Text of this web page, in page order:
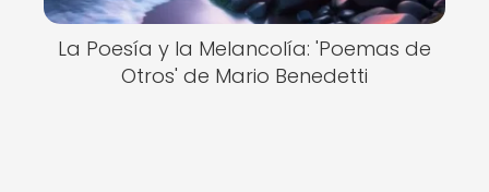
La Poesía y la Melancolía: 'Poemas de
Otros' de Mario Benedetti